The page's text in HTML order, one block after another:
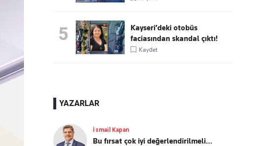
5
Kayseri’deki otobüs
faciasından skandal çıktı!
Kaydet
YAZARLAR
İsmail Kapan
Bu fırsat çok iyi değerlendirilmeli…